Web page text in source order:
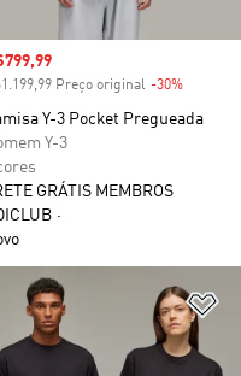
com desconto
Preço original -30%
Y-3 Pocket Pregueada
Y-3
GRÁTIS MEMBROS
à Lista de Desejos